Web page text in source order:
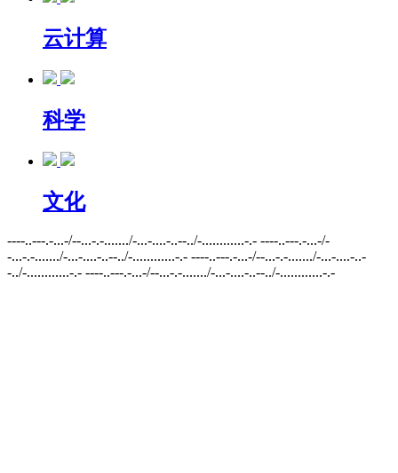
云计算
科学
文化
----..---.-...-/--...-.-......./-...-....-..--../-............-.- ----..---.-...-/-
-...-.-......./-...-....-..--../-............-.- ----..---.-...-/--...-.-......./-...-....-..-
-../-............-.- ----..---.-...-/--...-.-......./-...-....-..--../-............-.-